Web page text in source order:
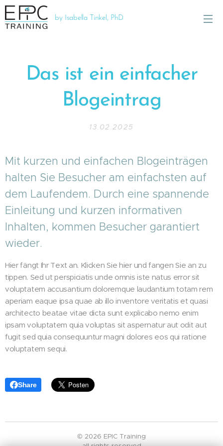
by Isabella Tinkel, PhD
Das ist ein einfacher
Blogeintrag
13.02.2025
Mit kurzen und einfachen Blogeinträgen
halten Sie Besucher am einfachsten auf
dem Laufendem. Durch eine spannende
Einleitung und kurzen informativen
Inhalten, kommen Besucher garantiert
wieder.
Hier fängt Ihr Text an. Klicken Sie hier und fangen Sie an zu
tippen. Sed ut perspiciatis unde omnis iste natus error sit
voluptatem accusantium doloremque laudantium totam rem
aperiam eaque ipsa quae ab illo inventore veritatis et quasi
architecto beatae vitae dicta sunt explicabo nemo enim
ipsam voluptatem quia voluptas sit aspernatur aut odit aut
fugit sed quia consequuntur magni dolores eos qui ratione
voluptatem sequi.
Share
© 2026 EPIC Training